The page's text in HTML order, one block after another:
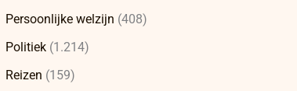
Persoonlijke welzijn (408)
Politiek (1.214)
Reizen (159)